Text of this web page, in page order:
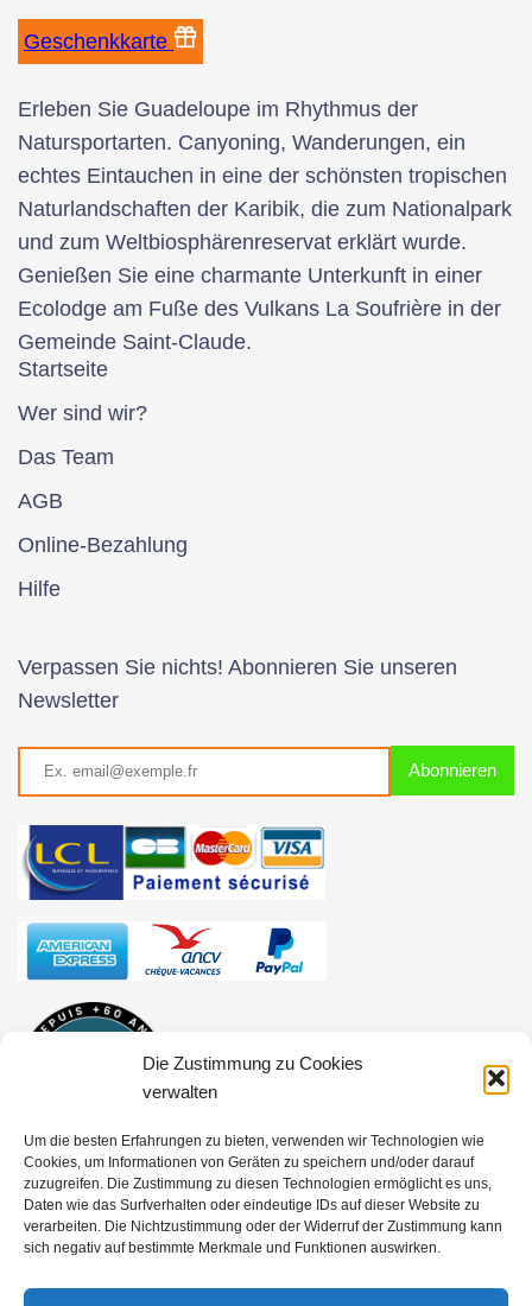
Die Zustimmung zu Cookies
verwalten
Um die besten Erfahrungen zu bieten, verwenden wir Technologien wie
Cookies, um Informationen von Geräten zu speichern und/oder darauf
zuzugreifen. Die Zustimmung zu diesen Technologien ermöglicht es uns,
Daten wie das Surfverhalten oder eindeutige IDs auf dieser Website zu
verarbeiten. Die Nichtzustimmung oder der Widerruf der Zustimmung kann
sich negativ auf bestimmte Merkmale und Funktionen auswirken.
Geschenkkarte
Erleben Sie Guadeloupe im Rhythmus der
Natursportarten. Canyoning, Wanderungen, ein
echtes Eintauchen in eine der schönsten tropischen
Naturlandschaften der Karibik, die zum Nationalpark
und zum Weltbiosphärenreservat erklärt wurde.
Genießen Sie eine charmante Unterkunft in einer
Ecolodge am Fuße des Vulkans La Soufrière in der
Gemeinde Saint-Claude.
Startseite
Wer sind wir?
Das Team
AGB
Online-Bezahlung
Hilfe
Verpassen Sie nichts! Abonnieren Sie unseren
Newsletter
Reiseveranstalter ATOUT FRANCE Nr. IM971100004 - Haftpflicht